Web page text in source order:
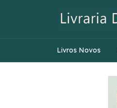
Livros Novos